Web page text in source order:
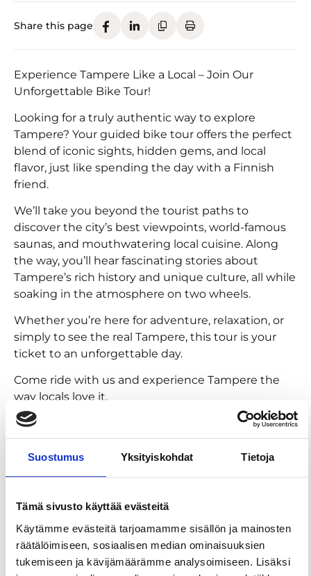
Suostumus Yksityiskohdat Tietoja
Tämä sivusto käyttää evästeitä
Käytämme evästeitä tarjoamamme sisällön ja mainosten
räätälöimiseen, sosiaalisen median ominaisuuksien
tukemiseen ja kävijämäärämme analysoimiseen. Lisäksi
Share this page
Experience Tampere Like a Local – Join Our
Unforgettable Bike Tour!
Looking for a truly authentic way to explore
Tampere? Your guided bike tour offers the perfect
blend of iconic sights, hidden gems, and local
flavor, just like spending the day with a Finnish
friend.
We’ll take you beyond the tourist paths to
discover the city’s best viewpoints, world-famous
saunas, and mouthwatering local cuisine. Along
the way, you’ll hear fascinating stories about
Tampere’s rich history and unique culture, all while
soaking in the atmosphere on two wheels.
Whether you’re here for adventure, relaxation, or
simply to see the real Tampere, this tour is your
ticket to an unforgettable day.
Come ride with us and experience Tampere the
way locals love it.